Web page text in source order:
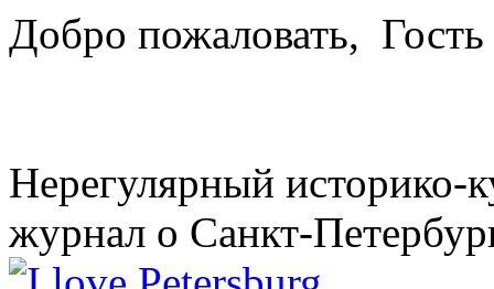
Добро пожаловать, Гость
Нерегулярный историко-
журнал о Санкт-